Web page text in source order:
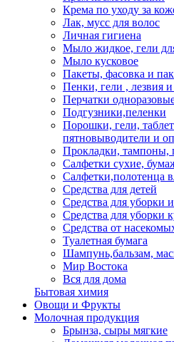
Крема по уходу за
Лак, мусс для волос
Личная гигиена
Мыло жидкое, гели
Мыло кусковое
Пакеты, фасовка и
Пенки, гели , лезвия
Перчатки
Подгузники,пеленки
Порошки, гели,
пятновыводители и
Прокладки, тампоны,
Салфетки сухие,
Салфетки,полотенца
Средства для детей
Средства для уборки
Средства для уборки
Средства от
Туалетная бумага
Шампунь,бальзам,
Мир Востока
Вся для дома
Бытовая химия
Овощи и Фрукты
Молочная продукция
Брынза, сыры мягкие